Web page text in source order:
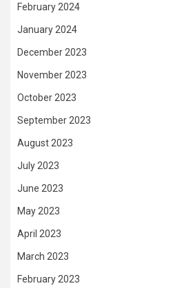
February 2024
January 2024
December 2023
November 2023
October 2023
September 2023
August 2023
July 2023
June 2023
May 2023
April 2023
March 2023
February 2023